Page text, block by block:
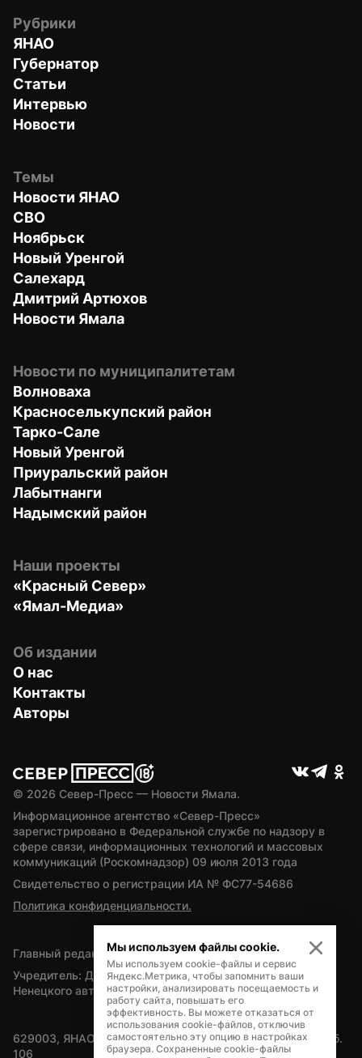
Рубрики
ЯНАО
Губернатор
Статьи
Интервью
Новости
Темы
Новости ЯНАО
СВО
Ноябрьск
Новый Уренгой
Салехард
Дмитрий Артюхов
Новости Ямала
Новости по муниципалитетам
Волноваха
Красноселькупский район
Тарко-Сале
Новый Уренгой
Приуральский район
Лабытнанги
Надымский район
Наши проекты
«Красный Север»
«Ямал-Медиа»
Об издании
О нас
Контакты
Авторы
© 2026 Север-Пресс — Новости Ямала.
Информационное агентство «Север-Пресс»
зарегистрировано в Федеральной службе по надзору в
сфере связи, информационных технологий и массовых
коммуникаций (Роскомнадзор) 09 июля 2013 года
Свидетельство о регистрации ИА № ФС77-54686
Политика конфиденциальности.
Главный редактор — А.Л. Поздеев
Учредитель: Департамент внутренней политики Ямало-
Ненецкого автономного округа
629003, ЯНАО, Салехард, мкр. Богдана Кнунянца, д.1, каб.
106
Мы используем файлы cookie.
Мы используем cookie-файлы и сервис
Яндекс.Метрика, чтобы запомнить ваши
настройки, анализировать посещаемость и
работу сайта, повышать его
эффективность. Вы можете отказаться от
использования cookie-файлов, отключив
самостоятельно эту опцию в настройках
браузера. Сохраненные cookie-файлы